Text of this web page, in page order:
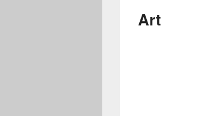
Art